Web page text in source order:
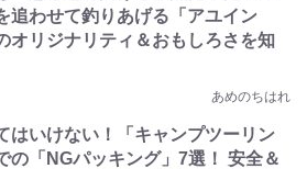
追わせて釣りあげる「アユイン
オリジナリティ＆おもしろさを知
あめのちはれ
はいけない！「キャンプツーリン
の「NGパッキング」7選！ 安全＆